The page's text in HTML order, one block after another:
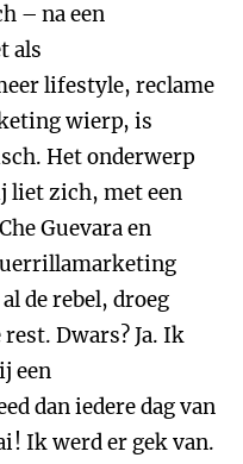
– na een
als
lifestyle, reclame
wierp, is
Het onderwerp
liet zich, met een
Guevara en
de rebel, droeg
Dwars? Ja. Ik
een
dan iedere dag van
Ik werd er gek van.